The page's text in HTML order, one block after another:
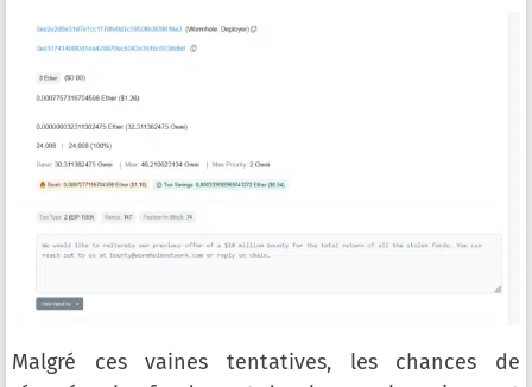
Malgré ces vaines tentatives, les chances de